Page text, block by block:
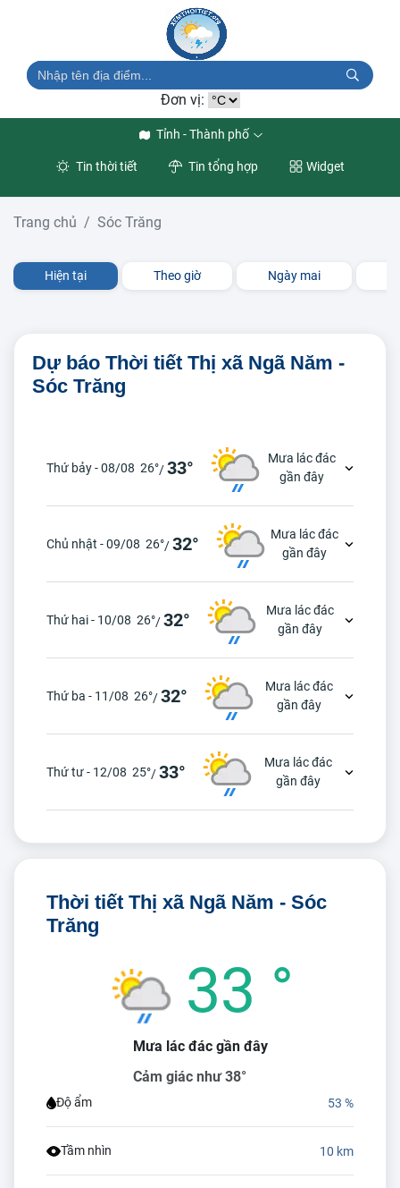
Đơn vị:
Tỉnh - Thành phố
Tin thời tiết Tin tổng hợp Widget
Trang chủ Sóc Trăng
Hiện tại Theo giờ Ngày mai
Dự báo Thời tiết Thị xã Ngã Năm -
Sóc Trăng
Thứ bảy - 08/08 26°/33°
Mưa lác đác
gần đây
Chủ nhật - 09/08 26°/32°
Mưa lác đác
gần đây
Thứ hai - 10/08 26°/32°
Mưa lác đác
gần đây
Thứ ba - 11/08 26°/32°
Mưa lác đác
gần đây
Thứ tư - 12/08 25°/33°
Mưa lác đác
gần đây
Thời tiết Thị xã Ngã Năm - Sóc
Trăng
33 °
Mưa lác đác gần đây
Cảm giác như 38°
Độ ẩm 53 %
Tầm nhìn 10 km